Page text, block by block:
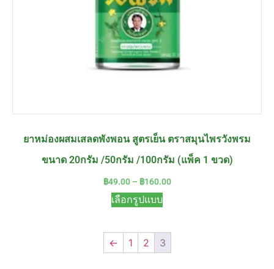
ยาหม่องผสมเสลดพังพอน สูตรเย็น ตราสมุนไพรวังพรม
ขนาด 20กรัม /50กรัม /100กรัม (แพ็ค 1 ขวด)
฿49.00 – ฿160.00
เลือกรูปแบบ
← 1 2 3